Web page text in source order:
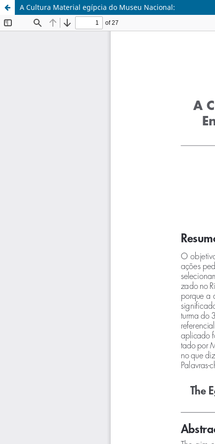
A Cultura Material egípcia do Museu Nacional: